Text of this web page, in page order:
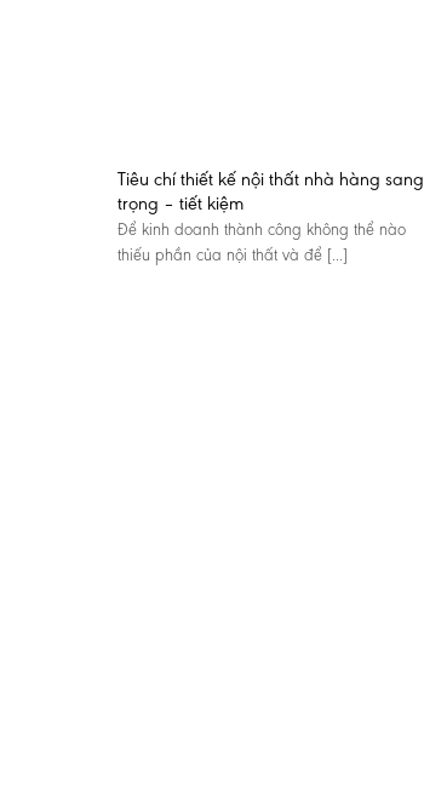
Tiêu chí thiết kế nội thất nhà hàng sang
trọng – tiết kiệm
Để kinh doanh thành công không thể nào
thiếu phần của nội thất và để [...]